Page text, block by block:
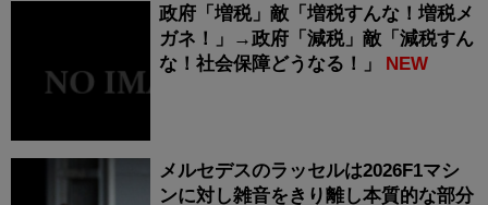
政府「増税」敵「増税すんな！増税メ
ガネ！」→政府「減税」敵「減税すん
な！社会保障どうなる！」
NEW
メルセデスのラッセルは2026F1マシ
ンに対し雑音をきり離し本質的な部分